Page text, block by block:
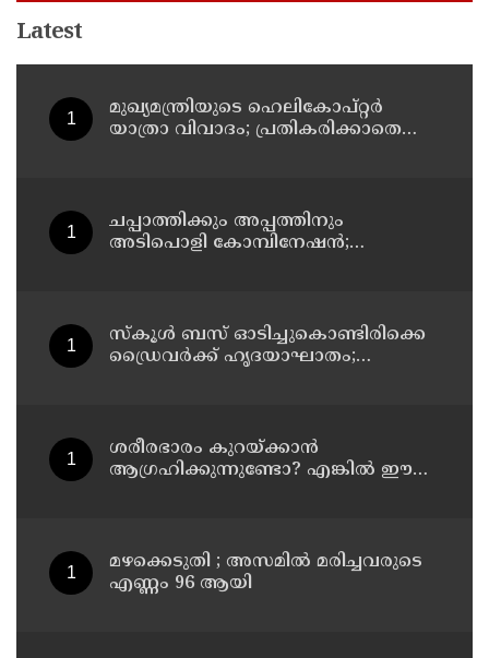
Latest
മുഖ്യമന്ത്രിയുടെ ഹെലികോപ്റ്റര്‍
യാത്രാ വിവാദം; പ്രതികരിക്കാതെ
ചപ്പാത്തിക്കും അപ്പത്തിനും
അടിപൊളി കോമ്പിനേഷൻ;
സ്കൂൾ ബസ് ഓടിച്ചുകൊണ്ടിരിക്കെ
ഡ്രൈവർക്ക് ഹൃദയാഘാതം;
ശരീരഭാരം കുറയ്ക്കാൻ
ആഗ്രഹിക്കുന്നുണ്ടോ? എങ്കിൽ ഈ
മഴക്കെടുതി ; അസമില്‍ മരിച്ചവരുടെ
എണ്ണം 96 ആയി